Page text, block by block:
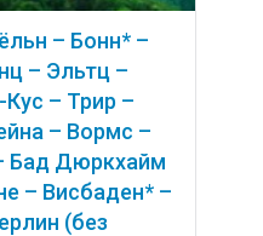
– Бонн* –
– Эльтц –
– Трир –
– Вормс –
Бад Дюркхайм
– Висбаден* –
(без